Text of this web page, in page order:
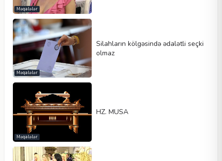
Məqalələr
Məqalələr
Silahların kölgəsində ədalətli seçki
olmaz
Məqalələr
HZ. MUSA